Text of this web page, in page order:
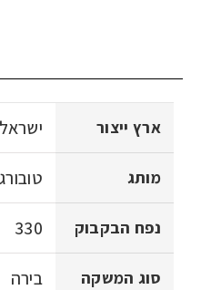
ארץ ייצור ישראל
מותג טובורג
נפח הבקבוק 330
סוג המשקה בירה